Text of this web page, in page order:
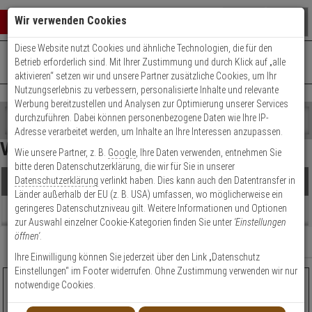
Warenkorb schließen
0 ARTIKEL IM WARENKORB
Ihr Warenkorb ist momentan leer.
Ergebnisse (8) Fertig
Hersteller Filter
Preis Filter (8)
€ €
Modell / Serie
Shop
durchsuchen
Bitte
geben
Sie
mindestens
3
Zeichen
ein,
um
Suche
Es
wurde
noch
Kategorien
Suche
gestartet
+49 (0)821 899 493-0Mo. - Do.: 8:00 - 16:30 | Fr.: 8:00 - 14:00 Uhr
Kontaktservice nutzen
Verteiler & Relais
Produkte
Beratung
HIKVision DS-KAD706Y-S 2-Draht Distributor
Wir verwenden Cookies
Diese Website nutzt Cookies und ähnliche Technologien, die für den
Betrieb erforderlich sind. Mit Ihrer Zustimmung und durch Klick auf „alle
aktivieren“ setzen wir und unsere Partner zusätzliche Cookies, um Ihr
Nutzungserlebnis zu verbessern, personalisierte Inhalte und relevante
Werbung bereitzustellen und Analysen zur Optimierung unserer Services
durchzuführen. Dabei können personenbezogene Daten wie Ihre IP-
Adresse verarbeitet werden, um Inhalte an Ihre Interessen anzupassen.
Wie unsere Partner, z. B. Google , Ihre Daten verwenden, entnehmen Sie
bitte deren Datenschutzerklärung, die wir für Sie in unserer
Datenschutzerklärung verlinkt haben. Dies kann auch den Datentransfer in
Länder außerhalb der EU (z. B. USA) umfassen, wo möglicherweise ein
geringeres Datenschutzniveau gilt. Weitere Informationen und Optionen
zur Auswahl einzelner Cookie-Kategorien finden Sie unter 'Einstellungen
öffnen'.
Ihre Einwilligung können Sie jederzeit über den Link „Datenschutz
Einstellungen“ im Footer widerrufen. Ohne Zustimmung verwenden wir nur
notwendige Cookies.